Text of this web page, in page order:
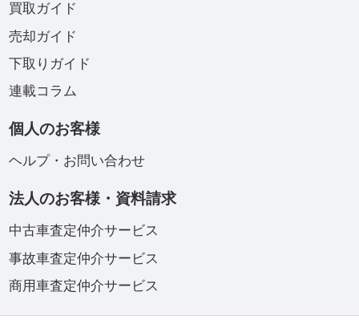
買取ガイド
売却ガイド
下取りガイド
連載コラム
個人のお客様
ヘルプ・お問い合わせ
法人のお客様・資料請求
中古車査定仲介サービス
事故車査定仲介サービス
商用車査定仲介サービス